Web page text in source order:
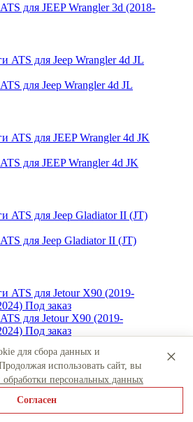
для JEEP Wrangler 3d (2018-
для Jeep Wrangler 4d JL
для JEEP Wrangler 4d JK
для Jeep Gladiator II (JT)
для Jetour X90 (2019-
Под заказ
для Jetour T2
для сбора данных и
использовать сайт, вы
персональных данных
Согласен
×